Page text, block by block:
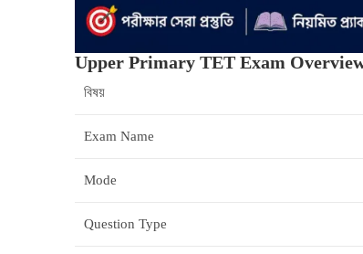
Upper Primary TET Exam
বিষয়
Exam Name
Mode
Question Type